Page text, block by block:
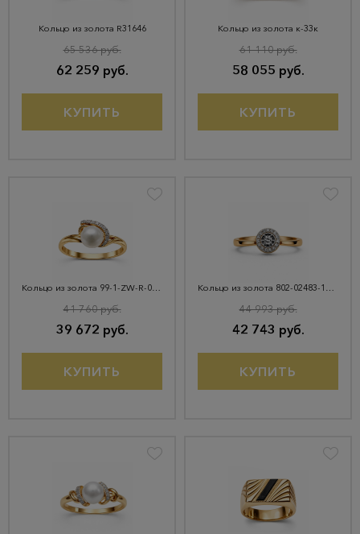
Кольцо из золота R31646
62 259 руб.
65 536 руб.
КУПИТЬ
Кольцо из золота к-33к
58 055 руб.
61 110 руб.
КУПИТЬ
Кольцо из золота 99-1-ZW-R-041222
39 672 руб.
41 760 руб.
КУПИТЬ
Кольцо из золота 802-02483-10-11-00-50
42 743 руб.
44 993 руб.
КУПИТЬ